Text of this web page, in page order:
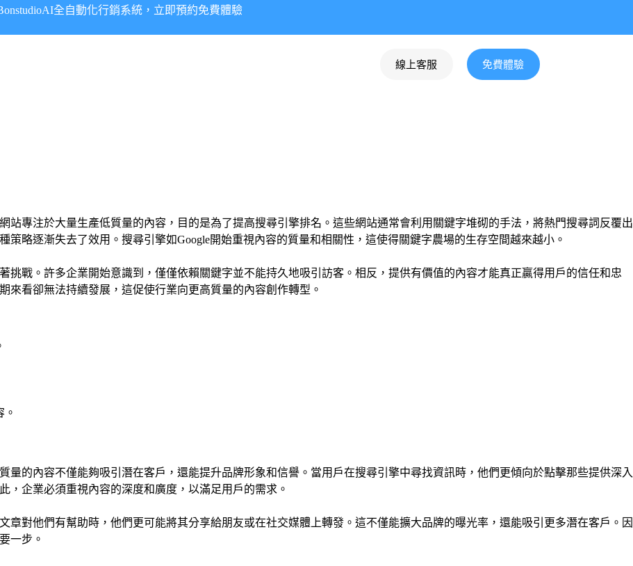
全自動化行銷系統，立即預約免費體驗
線上客服 免費體驗
站專注於大量生產低質量的內容，目的是為了提高搜尋引擎排名。這些網站通常會利用關鍵字堆砌的手法，將熱門搜尋詞反覆出
略逐漸失去了效用。搜尋引擎如Google開始重視內容的質量和相關性，這使得關鍵字農場的生存空間越來越小。
挑戰。許多企業開始意識到，僅僅依賴關鍵字並不能持久地吸引訪客。相反，提供有價值的內容才能真正贏得用戶的信任和忠
看卻無法持續發展，這促使行業向更高質量的內容創作轉型。
量的內容不僅能夠吸引潛在客戶，還能提升品牌形象和信譽。當用戶在搜尋引擎中尋找資訊時，他們更傾向於點擊那些提供深入
，企業必須重視內容的深度和廣度，以滿足用戶的需求。
章對他們有幫助時，他們更可能將其分享給朋友或在社交媒體上轉發。這不僅能擴大品牌的曝光率，還能吸引更多潛在客戶。因
一步。